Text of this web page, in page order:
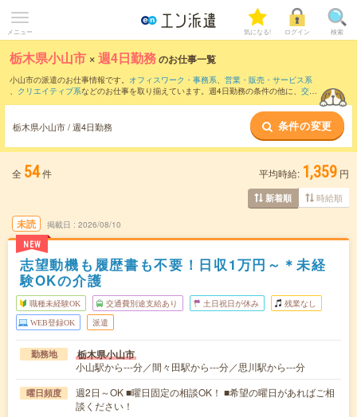
メニュー 気になる! ログイン 検索
栃木県小山市 ×週4日勤務のお仕事一覧
小山市の派遣のお仕事情報です。 オフィスワーク・事務系、 営業・販売・サービス系
、 クリエイティブ系などのお仕事を取り揃えています。週4日勤務の条件の他に、 交通
栃木県小山市 / 週4日勤務 条件の変更
全 54件 平均時給: 1,359 円
新着順 時給順
未読
NEW
掲載日 2026/08/10
志望動機も履歴書も不要！日収1万円～＊未経
験OKの介護
職種未経験OK 交通費別途支給あり 土日祝日が休み 残業なし
WEB登録OK 派遣
勤務地 栃木県小山市
小山駅から---分／間々田駅から---分／思川駅から---分
曜日頻度
週2日～OK ■曜日固定の相談OK！ ■希望の曜日があればご相
談ください！